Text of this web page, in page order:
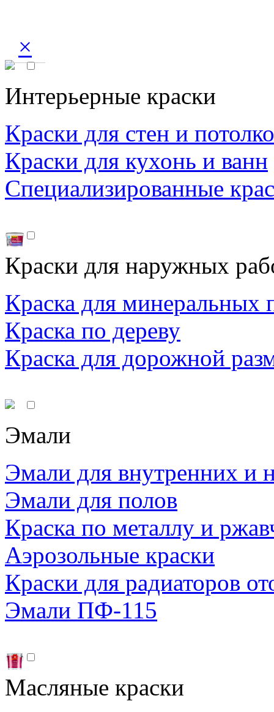
×
Интерьерные краски
Краски для стен и
Краски для кухонь и ванн
Специализированные
Краски для наружных
Краска для минеральных
Краска по дереву
Краска для дорожной
Эмали
Эмали для внутренних и
Эмали для полов
Краска по металлу и
Аэрозольные краски
Краски для радиаторов
Эмали ПФ-115
Масляные краски